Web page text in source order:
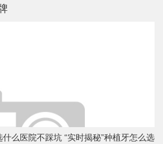
么医院不踩坑 “实时揭秘”种植牙怎么选